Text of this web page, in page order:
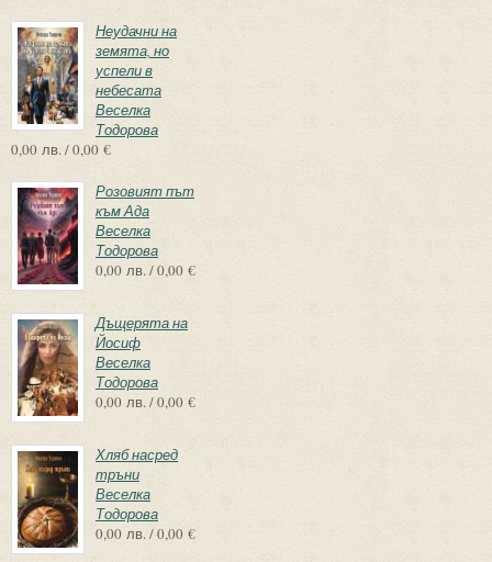
Неудачни на
земята, но
успели в
небесата
Веселка
Тодорова
0,00 лв. / 0,00 €
Розовият път
към Ада
Веселка
Тодорова
0,00 лв. / 0,00 €
Дъщерята на
Йосиф
Веселка
Тодорова
0,00 лв. / 0,00 €
Хляб насред
тръни
Веселка
Тодорова
0,00 лв. / 0,00 €